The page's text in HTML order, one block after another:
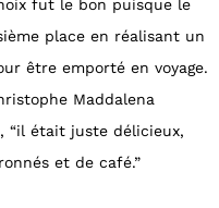
fut le bon puisque le
place en réalisant un
être emporté en voyage.
Maddalena
“il était juste délicieux,
et de café.”